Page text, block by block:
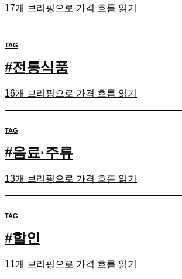
17개 브리핑으로 가격 흐름 읽기
TAG
#전통식품
16개 브리핑으로 가격 흐름 읽기
TAG
#음료·주류
13개 브리핑으로 가격 흐름 읽기
TAG
#할인
11개 브리핑으로 가격 흐름 읽기